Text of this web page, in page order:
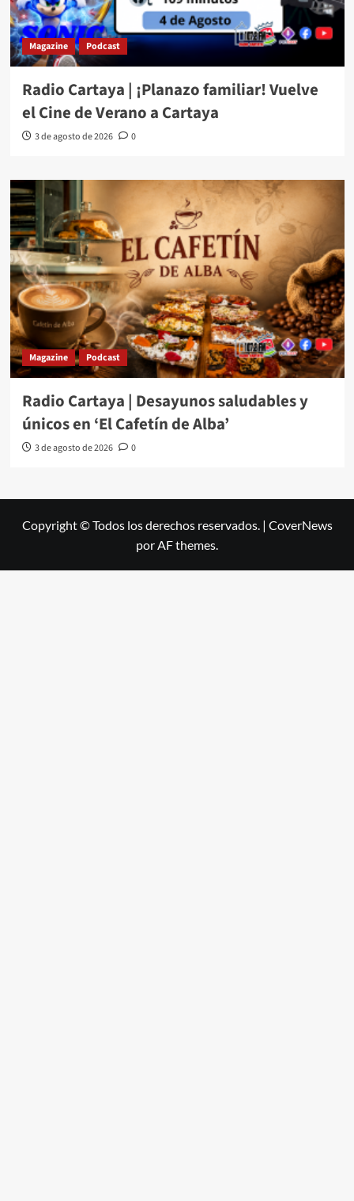
Magazine Podcast
Radio Cartaya | ¡Planazo familiar! Vuelve
el Cine de Verano a Cartaya
3 de agosto de 2026 0
Magazine Podcast
Radio Cartaya | Desayunos saludables y
únicos en ‘El Cafetín de Alba’
3 de agosto de 2026 0
Copyright © Todos los derechos reservados. | CoverNews
por AF themes.